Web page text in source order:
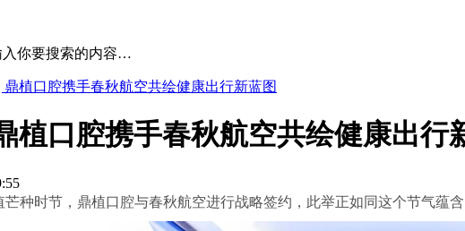
入你要搜索的内容…
鼎植口腔携手春秋航空共绘健康出行新蓝图
植口腔携手春秋航空共绘健康出行
芒种时节，鼎植口腔与春秋航空进行战略签约，此举正如同这个节气蕴